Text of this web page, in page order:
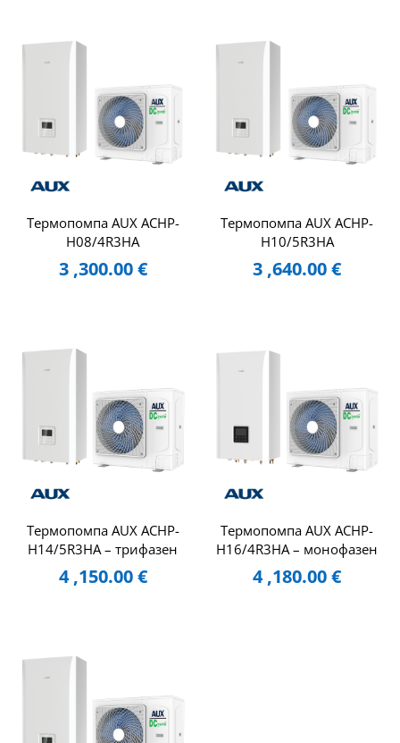
Термопомпа AUX ACHP-
H08/4R3HA
3 ,300.00€
Термопомпа AUX ACHP-
H10/5R3HA
3 ,640.00€
Термопомпа AUX ACHP-
H14/5R3HA – трифазен
4 ,150.00€
Термопомпа AUX ACHP-
H16/4R3HA – монофазен
4 ,180.00€